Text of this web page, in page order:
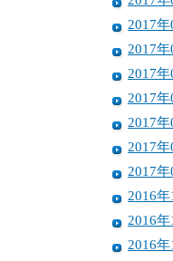
2017年
2017年
2017年
2017年
2017年
2017年
2017年
2016年
2016年
2016年